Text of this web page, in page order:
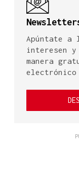
Apúntate a
interesen
manera
electrónico